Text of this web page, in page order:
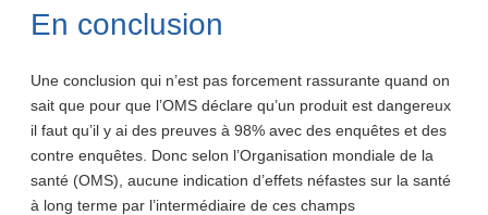
En conclusion
Une conclusion qui n’est pas forcement rassurante quand on
sait que pour que l’OMS déclare qu’un produit est dangereux
il faut qu’il y ai des preuves à 98% avec des enquêtes et des
contre enquêtes. Donc selon l’Organisation mondiale de la
santé (OMS), aucune indication d’effets néfastes sur la santé
à long terme par l’intermédiaire de ces champs